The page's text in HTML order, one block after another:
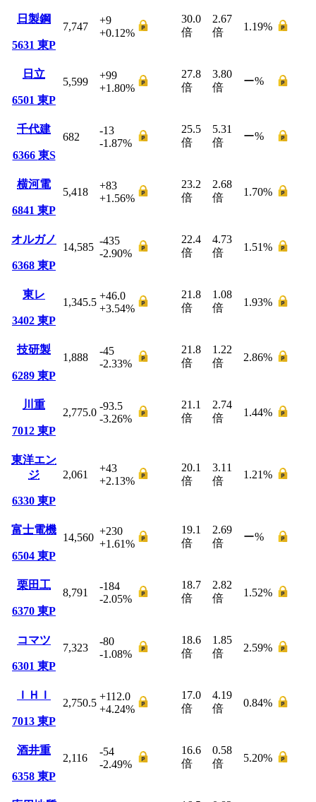
日製鋼
5631 東P
7,747
+9
+0.12%
30.0
倍
2.67
倍
1.19%
日立
6501 東P
5,599
+99
+1.80%
27.8
倍
3.80
倍
ー%
千代建
6366 東S
682
-13
-1.87%
25.5
倍
5.31
倍
ー%
横河電
6841 東P
5,418
+83
+1.56%
23.2
倍
2.68
倍
1.70%
オルガノ
6368 東P
14,585
-435
-2.90%
22.4
倍
4.73
倍
1.51%
東レ
3402 東P
1,345.5
+46.0
+3.54%
21.8
倍
1.08
倍
1.93%
技研製
6289 東P
1,888
-45
-2.33%
21.8
倍
1.22
倍
2.86%
川重
7012 東P
2,775.0
-93.5
-3.26%
21.1
倍
2.74
倍
1.44%
東洋エン
ジ
6330 東P
2,061
+43
+2.13%
20.1
倍
3.11
倍
1.21%
富士電機
6504 東P
14,560
+230
+1.61%
19.1
倍
2.69
倍
ー%
栗田工
6370 東P
8,791
-184
-2.05%
18.7
倍
2.82
倍
1.52%
コマツ
6301 東P
7,323
-80
-1.08%
18.6
倍
1.85
倍
2.59%
ＩＨＩ
7013 東P
2,750.5
+112.0
+4.24%
17.0
倍
4.19
倍
0.84%
酒井重
6358 東P
2,116
-54
-2.49%
16.6
倍
0.58
倍
5.20%